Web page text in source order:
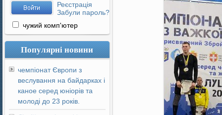
Реєстрація
Забули пароль?
чужий комп'ютер
Популярні новини
чемпіонат Європи з
веслування на байдарках і
каное серед юніорів та
молоді до 23 років.